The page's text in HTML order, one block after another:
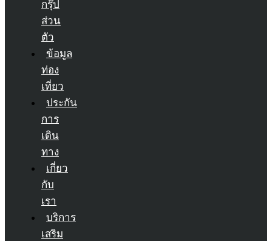
กรุ๊ป
ส่วน
ตัว
ข้อมูล
ท่อง
เที่ยว
ประกัน
การ
เดิน
ทาง
เกี่ยว
กับ
เรา
บริการ
เสริม